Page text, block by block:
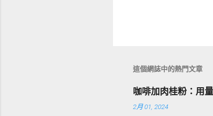
這個網誌中的熱門文章
咖啡加肉桂粉：用
2月 01, 2024